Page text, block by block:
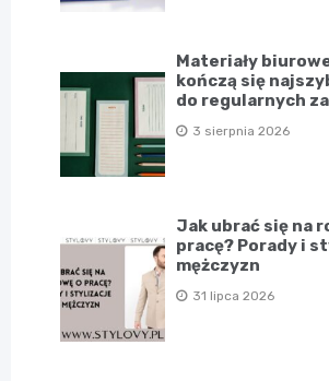
Materiały
kończą się
do regularnych
3 sierpnia 2026
Jak ubrać się na
pracę? Porady i
mężczyzn
31 lipca 2026